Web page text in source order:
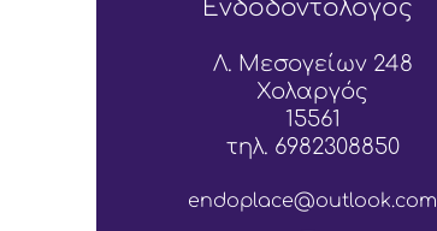
Ενδοδοντολόγος
Λ. Μεσογείων 248
Χολαργός
15561
τηλ. 6982308850
endoplace@outlook.com